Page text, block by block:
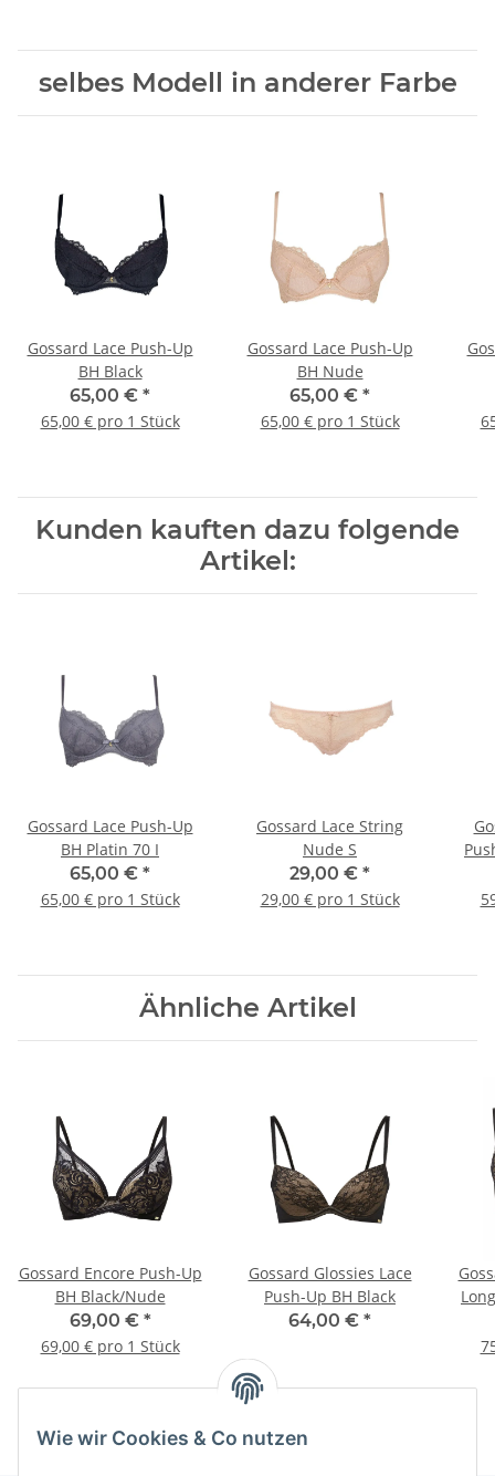
Wie wir Cookies & Co nutzen
selbes Modell in anderer Farbe
Gossard Lace Push-Up
BH Black
65,00 € *
65,00 € pro 1 Stück
Gossard Lace Push-Up
BH Nude
65,00 € *
65,00 € pro 1 Stück
Kunden kauften dazu folgende
Artikel:
Gossard Lace Push-Up
BH Platin 70 I
65,00 € *
65,00 € pro 1 Stück
Gossard Lace String
Nude S
29,00 € *
29,00 € pro 1 Stück
Ähnliche Artikel
Gossard Encore Push-Up
BH Black/Nude
69,00 € *
69,00 € pro 1 Stück
Gossard Glossies Lace
Push-Up BH Black
64,00 € *